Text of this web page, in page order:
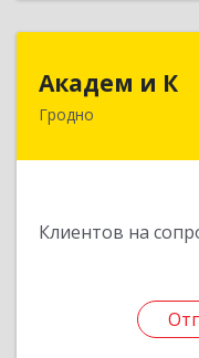
Академ и К
Гродно
Клиентов на
Республика